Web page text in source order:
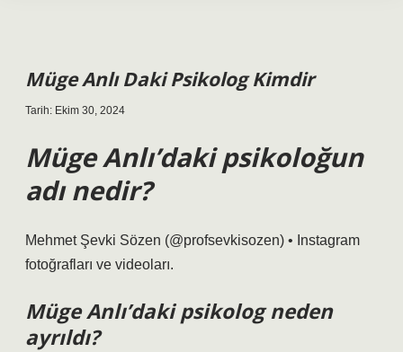
Müge Anlı Daki Psikolog Kimdir
Tarih: Ekim 30, 2024
Müge Anlı’daki psikoloğun
adı nedir?
Mehmet Şevki Sözen (@profsevkisozen) • Instagram
fotoğrafları ve videoları.
Müge Anlı’daki psikolog neden
ayrıldı?